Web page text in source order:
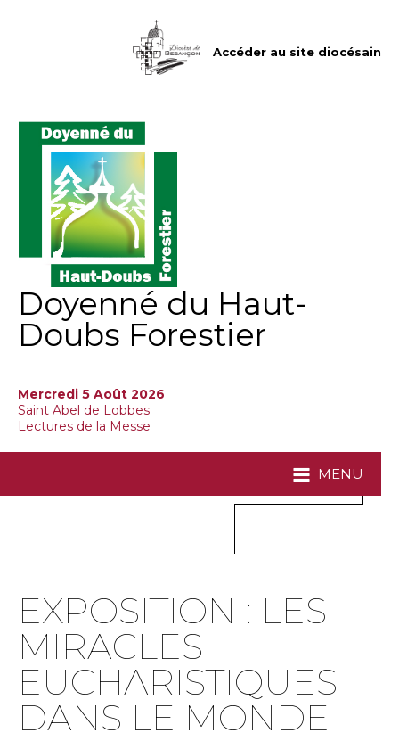
Accéder au site diocésain
Doyenné du Haut-
Doubs Forestier
Mercredi 5 Août 2026
Saint Abel de Lobbes
Lectures de la Messe
MENU
EXPOSITION : LES
MIRACLES
EUCHARISTIQUES
DANS LE MONDE